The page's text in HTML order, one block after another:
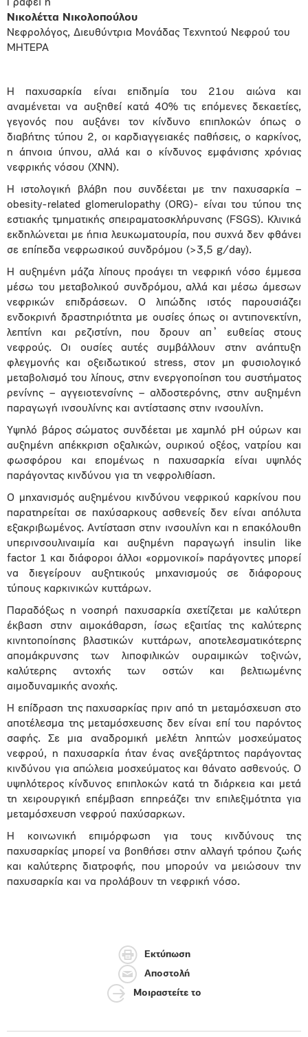
Γράφει η
Νικολέττα Νικολοπούλου
Νεφρολόγος, Διευθύντρια Μονάδας Τεχνητού Νεφρού του
ΜΗΤΕΡΑ
Η παχυσαρκία είναι επιδημία του 21ου αιώνα και
αναμένεται να αυξηθεί κατά 40% τις επόμενες δεκαετίες,
γεγονός που αυξάνει τον κίνδυνο επιπλοκών όπως ο
διαβήτης τύπου 2, οι καρδιαγγειακές παθήσεις, ο καρκίνος,
η άπνοια ύπνου, αλλά και ο κίνδυνος εμφάνισης χρόνιας
νεφρικής νόσου (ΧΝΝ).
Η ιστολογική βλάβη που συνδέεται με την παχυσαρκία –
obesity-related glomerulopathy (ORG)- είναι του τύπου της
εστιακής τμηματικής σπειραματοσκλήρυνσης (FSGS). Κλινικά
εκδηλώνεται με ήπια λευκωματουρία, που συχνά δεν φθάνει
σε επίπεδα νεφρωσικού συνδρόμου (>3,5 g/day).
Η αυξημένη μάζα λίπους προάγει τη νεφρική νόσο έμμεσα
μέσω του μεταβολικού συνδρόμου, αλλά και μέσω άμεσων
νεφρικών επιδράσεων. Ο λιπώδης ιστός παρουσιάζει
ενδοκρινή δραστηριότητα με ουσίες όπως οι αντιπονεκτίνη,
λεπτίνη και ρεζιστίνη, που δρουν απ᾽ ευθείας στους
νεφρούς. Οι ουσίες αυτές συμβάλλουν στην ανάπτυξη
φλεγμονής και οξειδωτικού stress, στον μη φυσιολογικό
μεταβολισμό του λίπους, στην ενεργοποίηση του συστήματος
ρενίνης – αγγειοτενσίνης – αλδοστερόνης, στην αυξημένη
παραγωγή ινσουλίνης και αντίστασης στην ινσουλίνη.
Υψηλό βάρος σώματος συνδέεται με χαμηλό pH ούρων και
αυξημένη απέκκριση οξαλικών, ουρικού οξέος, νατρίου και
φωσφόρου και επομένως η παχυσαρκία είναι υψηλός
παράγοντας κινδύνου για τη νεφρολιθίαση.
Ο μηχανισμός αυξημένου κινδύνου νεφρικού καρκίνου που
παρατηρείται σε παχύσαρκους ασθενείς δεν είναι απόλυτα
εξακριβωμένος. Αντίσταση στην ινσουλίνη και η επακόλουθη
υπερινσουλιναιμία και αυξημένη παραγωγή insulin like
factor 1 και διάφοροι άλλοι «ορμονικοί» παράγοντες μπορεί
να διεγείρουν αυξητικούς μηχανισμούς σε διάφορους
τύπους καρκινικών κυττάρων.
Παραδόξως η νοσηρή παχυσαρκία σχετίζεται με καλύτερη
έκβαση στην αιμοκάθαρση, ίσως εξαιτίας της καλύτερης
κινητοποίησης βλαστικών κυττάρων, αποτελεσματικότερης
απομάκρυνσης των λιποφιλικών ουραιμικών τοξινών,
καλύτερης αντοχής των οστών και βελτιωμένης
αιμοδυναμικής ανοχής.
Η επίδραση της παχυσαρκίας πριν από τη μεταμόσχευση στο
αποτέλεσμα της μεταμόσχευσης δεν είναι επί του παρόντος
σαφής. Σε μια αναδρομική μελέτη ληπτών μοσχεύματος
νεφρού, η παχυσαρκία ήταν ένας ανεξάρτητος παράγοντας
κινδύνου για απώλεια μοσχεύματος και θάνατο ασθενούς. Ο
υψηλότερος κίνδυνος επιπλοκών κατά τη διάρκεια και μετά
τη χειρουργική επέμβαση επηρεάζει την επιλεξιμότητα για
μεταμόσχευση νεφρού παχύσαρκων.
Η κοινωνική επιμόρφωση για τους κινδύνους της
παχυσαρκίας μπορεί να βοηθήσει στην αλλαγή τρόπου ζωής
και καλύτερης διατροφής, που μπορούν να μειώσουν την
παχυσαρκία και να προλάβουν τη νεφρική νόσο.
Εκτύπωση
Αποστολή
Μοιραστείτε το